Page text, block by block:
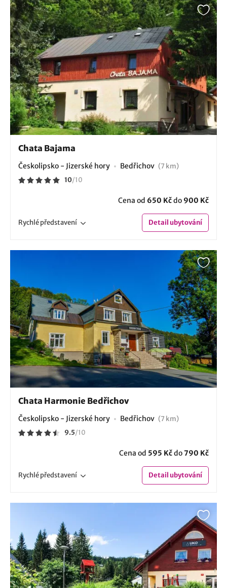
Chata Bajama
Českolipsko - Jizerské hory Bedřichov (7 km)
10/10
Cena od 650 Kčdo 900 Kč
Rychlépředstavení Detailubytování
Chata Harmonie Bedřichov
Českolipsko - Jizerské hory Bedřichov (7 km)
9.5/10
Cena od 595 Kčdo790 Kč
Rychlépředstavení Detailubytování